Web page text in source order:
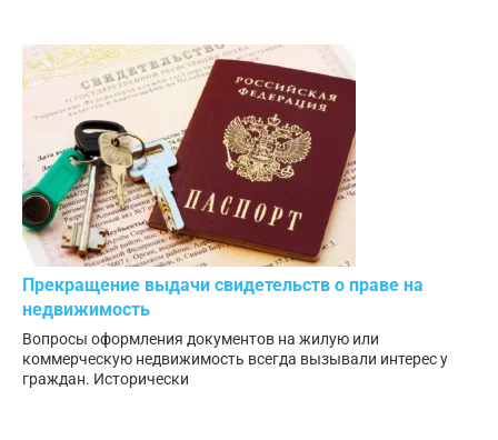
Прекращение выдачи свидетельств о праве на
недвижимость
Вопросы оформления документов на жилую или
коммерческую недвижимость всегда вызывали интерес у
граждан. Исторически